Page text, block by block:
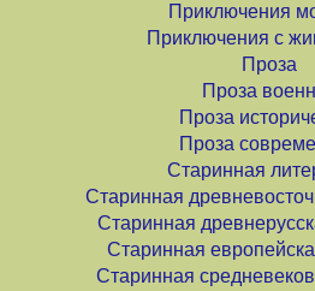
Приключения
Приключения с
Проза
Проза
Проза
Проза
Старинная
Старинная
Старинная
Старинная
Старинная